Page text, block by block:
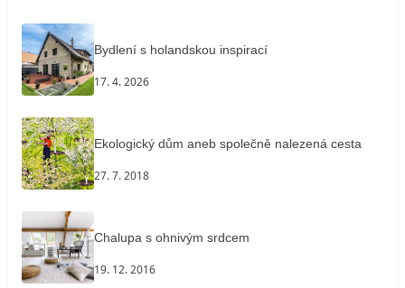
Bydlení s holandskou inspirací
17. 4. 2026
Ekologický dům aneb společně nalezená cesta
27. 7. 2018
Chalupa s ohnivým srdcem
19. 12. 2016